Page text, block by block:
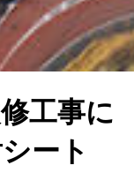
工事に
ート